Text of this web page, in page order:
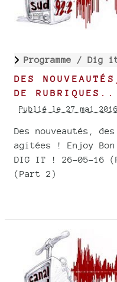
Programme / Dig
DES
DE
Publié le 27 mai 2016
Des nouveautés,
agitées ! Enjoy Bon
DIG IT ! 26-05-16
(Part 2)